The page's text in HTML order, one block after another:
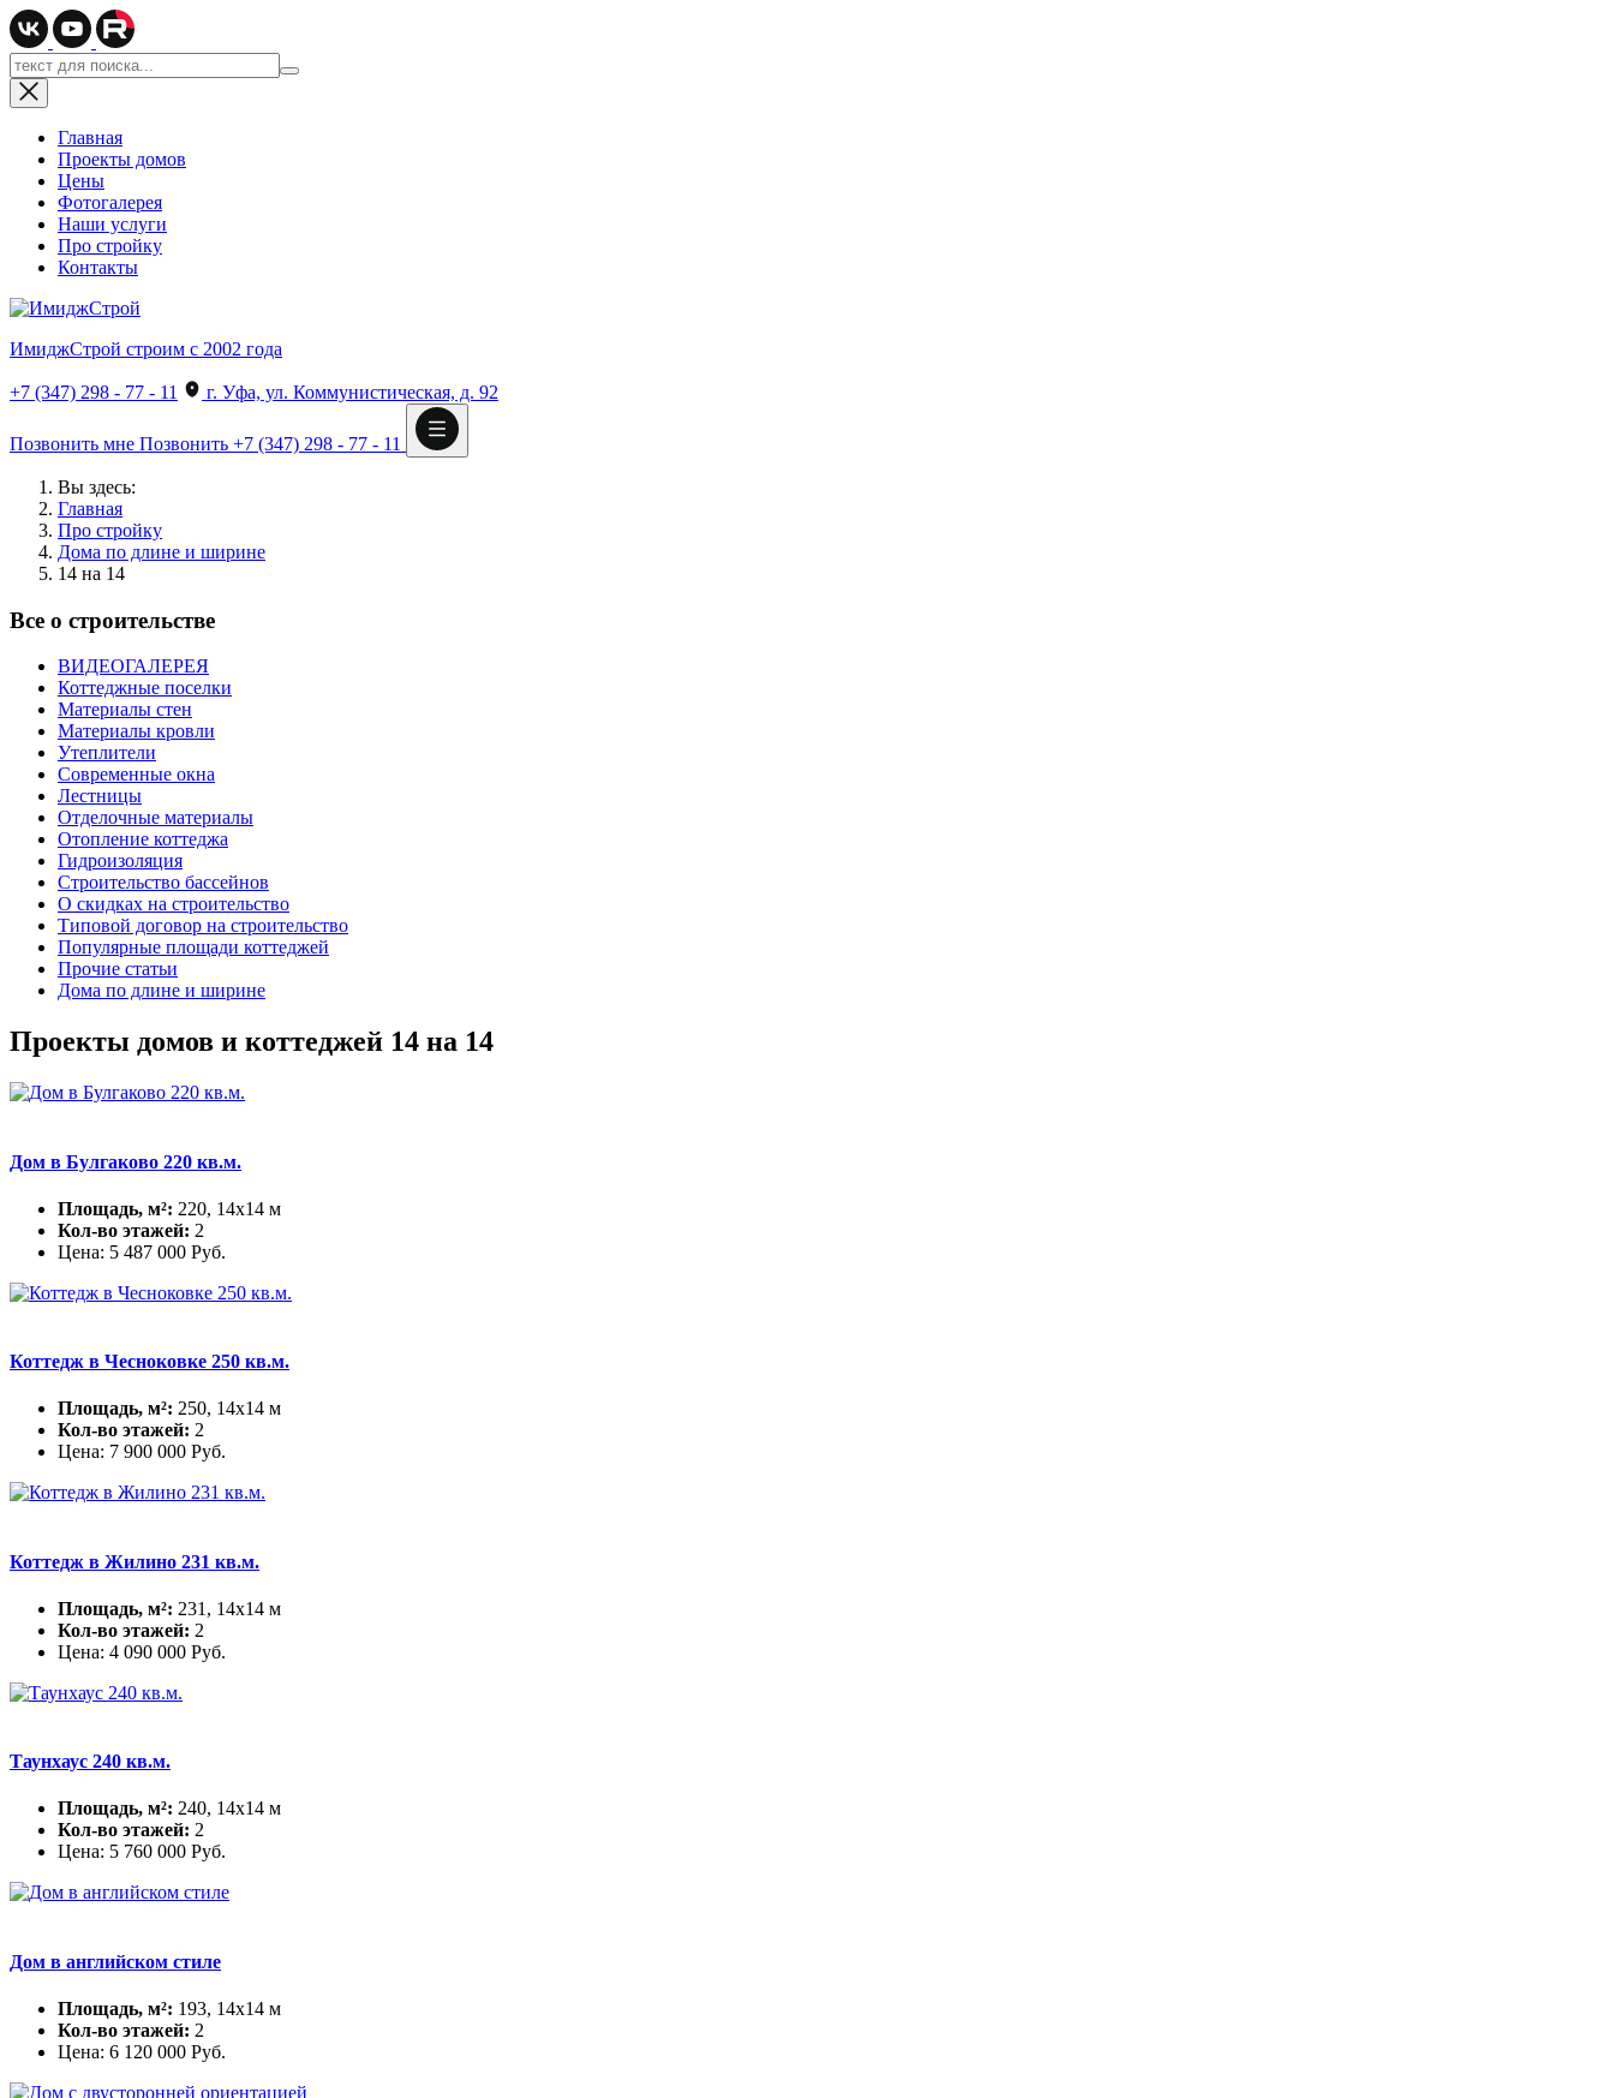
Главная
Проекты домов
Цены
Фотогалерея
Наши услуги
Про стройку
Контакты
ИмиджСтрой строим с 2002 года
+7 (347) 298 - 77 - 11 г. Уфа, ул. Коммунистическая, д. 92
Позвонить мне Позвонить +7 (347) 298 - 77 - 11
Вы здесь:
Главная
Про стройку
Дома по длине и ширине
14 на 14
Все о строительстве
ВИДЕОГАЛЕРЕЯ
Коттеджные поселки
Материалы стен
Материалы кровли
Утеплители
Современные окна
Лестницы
Отделочные материалы
Отопление коттеджа
Гидроизоляция
Строительство бассейнов
О скидках на строительство
Типовой договор на строительство
Популярные площади коттеджей
Прочие статьи
Дома по длине и ширине
Проекты домов и коттеджей 14 на 14
Дом в Булгаково 220 кв.м.
Площадь, м²: 220, 14х14 м
Кол-во этажей: 2
Цена: 5 487 000 Руб.
Коттедж в Чесноковке 250 кв.м.
Площадь, м²: 250, 14х14 м
Кол-во этажей: 2
Цена: 7 900 000 Руб.
Коттедж в Жилино 231 кв.м.
Площадь, м²: 231, 14х14 м
Кол-во этажей: 2
Цена: 4 090 000 Руб.
Таунхаус 240 кв.м.
Площадь, м²: 240, 14х14 м
Кол-во этажей: 2
Цена: 5 760 000 Руб.
Дом в английском стиле
Площадь, м²: 193, 14х14 м
Кол-во этажей: 2
Цена: 6 120 000 Руб.